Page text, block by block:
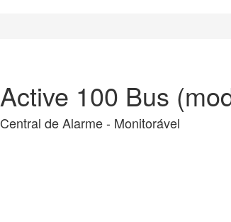
Active 100 Bus
Central de Alarme - Monitorável